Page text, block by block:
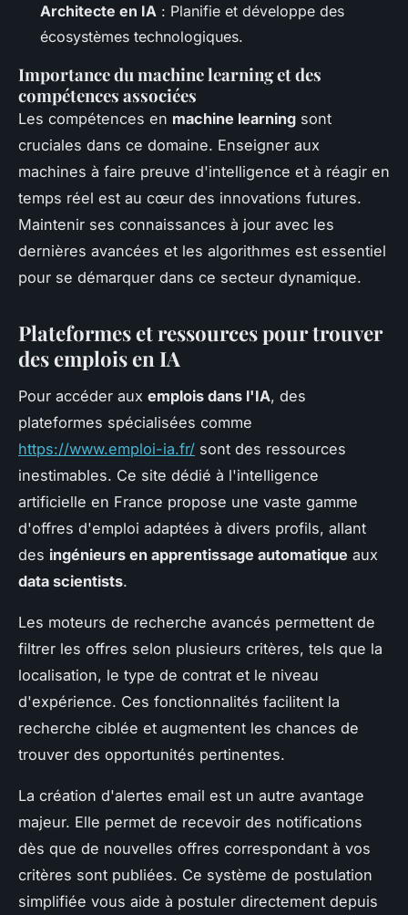
Architecte en IA : Planifie et développe des
écosystèmes technologiques.
Importance du machine learning et des
compétences associées
Les compétences en machine learning sont
cruciales dans ce domaine. Enseigner aux
machines à faire preuve d'intelligence et à réagir en
temps réel est au cœur des innovations futures.
Maintenir ses connaissances à jour avec les
dernières avancées et les algorithmes est essentiel
pour se démarquer dans ce secteur dynamique.
Plateformes et ressources pour trouver
des emplois en IA
Pour accéder aux emplois dans l'IA, des
plateformes spécialisées comme
https://www.emploi-ia.fr/ sont des ressources
inestimables. Ce site dédié à l'intelligence
artificielle en France propose une vaste gamme
d'offres d'emploi adaptées à divers profils, allant
des ingénieurs en apprentissage automatique aux
data scientists.
Les moteurs de recherche avancés permettent de
filtrer les offres selon plusieurs critères, tels que la
localisation, le type de contrat et le niveau
d'expérience. Ces fonctionnalités facilitent la
recherche ciblée et augmentent les chances de
trouver des opportunités pertinentes.
La création d'alertes email est un autre avantage
majeur. Elle permet de recevoir des notifications
dès que de nouvelles offres correspondant à vos
critères sont publiées. Ce système de postulation
simplifiée vous aide à postuler directement depuis